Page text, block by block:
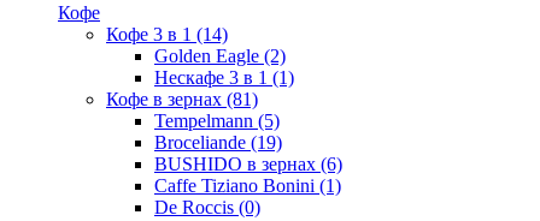
Кофе
Кофе 3 в 1 (14)
Golden Eagle (2)
Нескафе 3 в 1 (1)
Кофе в зернах (81)
Tempelmann (5)
Broceliande (19)
BUSHIDO в зернах (6)
Caffe Tiziano Bonini (1)
De Roccis (0)